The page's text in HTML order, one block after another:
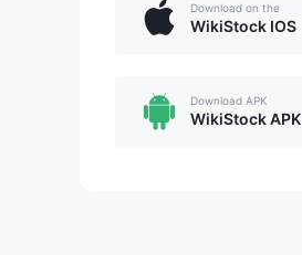
Download on the
WikiStock IOS
Download APK
WikiStock APK